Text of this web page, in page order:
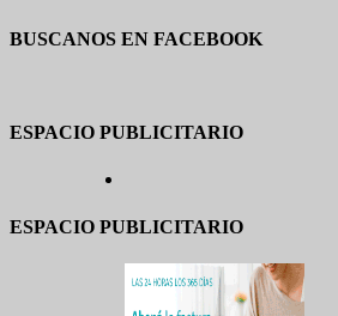
BUSCANOS EN FACEBOOK
ESPACIO PUBLICITARIO
ESPACIO PUBLICITARIO